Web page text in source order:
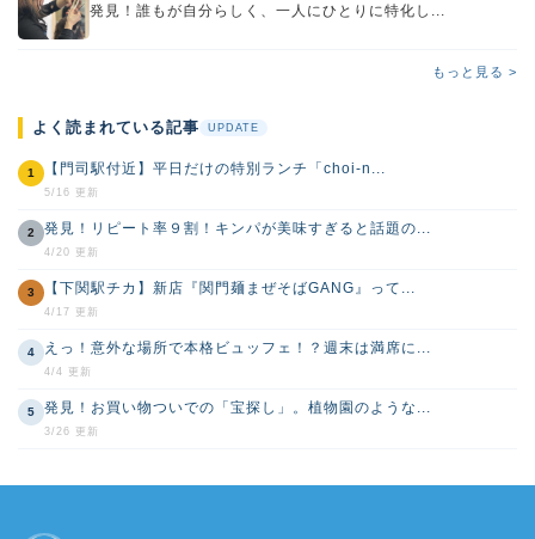
発見！誰もが自分らしく、一人にひとりに特化し...
もっと見る >
よく読まれている記事 UPDATE
1 【門司駅付近】平日だけの特別ランチ「choi-n...
5/16 更新
2 発見！リピート率９割！キンパが美味すぎると話題の...
4/20 更新
3 【下関駅チカ】新店『関門麺まぜそばGANG』って...
4/17 更新
4 えっ！意外な場所で本格ビュッフェ！？週末は満席に...
4/4 更新
5 発見！お買い物ついでの「宝探し」。植物園のような...
3/26 更新